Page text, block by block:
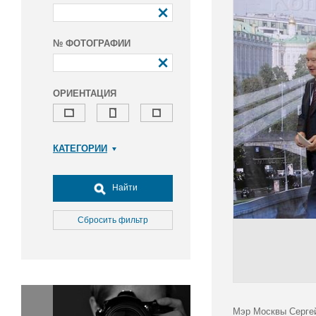
№ ФОТОГРАФИИ
ОРИЕНТАЦИЯ
КАТЕГОРИИ
Досуг, туризм и отдых
Культура
Медицина
Окружающая среда
Политика
Найти
Сбросить фильтр
Мэр Москвы